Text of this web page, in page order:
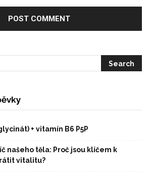
+ vitamín B6 P5P
našeho těla: Proč jsou klíčem k
vitalitu?